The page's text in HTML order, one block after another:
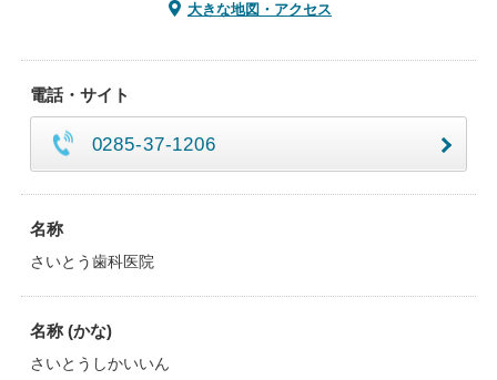
大きな地図・アクセス
電話・サイト
0285-37-1206
名称
さいとう歯科医院
名称 (かな)
さいとうしかいいん